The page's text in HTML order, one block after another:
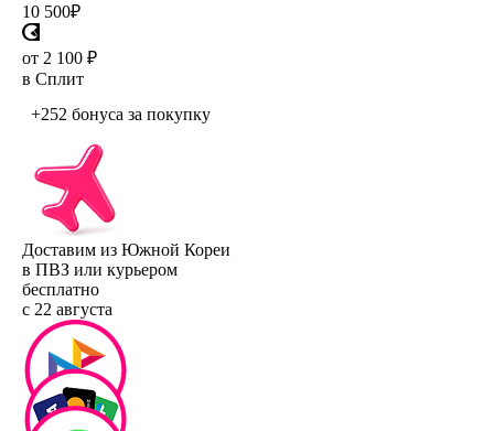
10 500₽
от 2 100 ₽
в Сплит
+252 бонуса за покупку
Доставим из Южной Кореи
в ПВЗ или курьером
бесплатно
с 22 августа